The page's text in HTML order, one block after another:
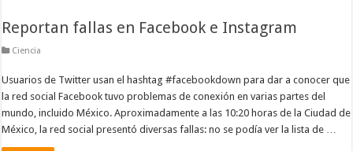
Reportan fallas en Facebook e Instagram
Ciencia
Usuarios de Twitter usan el hashtag #facebookdown para dar a conocer que
la red social Facebook tuvo problemas de conexión en varias partes del
mundo, incluido México. Aproximadamente a las 10:20 horas de la Ciudad de
México, la red social presentó diversas fallas: no se podía ver la lista de …